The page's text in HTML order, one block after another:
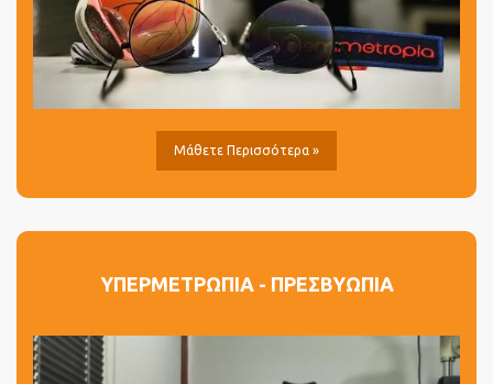
Μάθετε Περισσότερα »
ΥΠΕΡΜΕΤΡΩΠΙΑ - ΠΡΕΣΒΥΩΠΙΑ